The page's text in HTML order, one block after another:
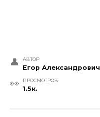
АВТОР
Егор Александрович
ПРОСМОТРОВ
1.5к.